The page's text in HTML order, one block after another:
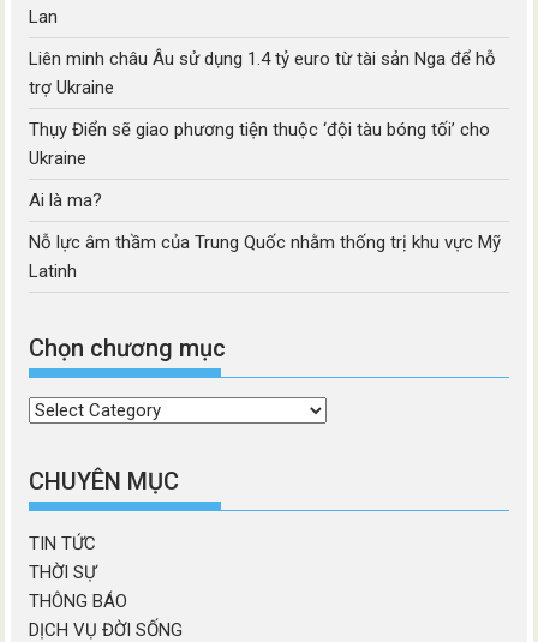
Lan
Liên minh châu Âu sử dụng 1.4 tỷ euro từ tài sản Nga để hỗ
trợ Ukraine
Thụy Điển sẽ giao phương tiện thuộc ‘đội tàu bóng tối’ cho
Ukraine
Ai là ma?
Nỗ lực âm thầm của Trung Quốc nhằm thống trị khu vực Mỹ
Latinh
Chọn chương mục
Chọn
mục
CHUYÊN MỤC
TIN TỨC
THỜI SỰ
THÔNG BÁO
DỊCH VỤ ĐỜI SỐNG